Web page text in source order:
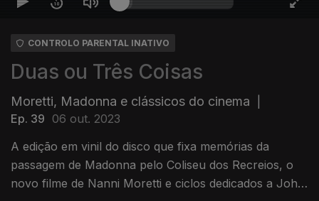
CONTROLO PARENTAL INATIVO
Duas ou Três Coisas
Moretti, Madonna e clássicos do cinema
Ep. 39 06 out. 2023
A edição em vinil do disco que fixa memórias da
passagem de Madonna pelo Coliseu dos Recreios, o
novo filme de Nanni Moretti e ciclos dedicados a John